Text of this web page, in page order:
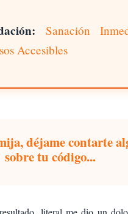
Sanación
Accesibles
déjame contarte
sobre tu código...